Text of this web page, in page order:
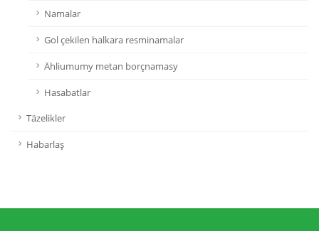
Namalar
Gol çekilen halkara resminamalar
Ähliumumy metan borçnamasy
Hasabatlar
Täzelikler
Habarlaş